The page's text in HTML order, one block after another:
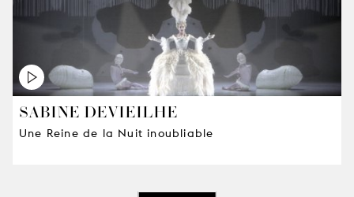
SABINE DEVIEILHE
Une Reine de la Nuit inoubliable